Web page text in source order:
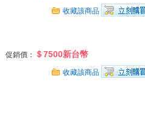
收藏該商品
促銷價： ＄7500新台幣
收藏該商品